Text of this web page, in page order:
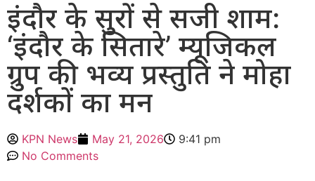
इंदौर के सुरों से सजी शाम:
‘इंदौर के सितारे’ म्यूजिकल
ग्रुप की भव्य प्रस्तुति ने मोहा
दर्शकों का मन
KPN News May 21, 2026
9:41 pm
No Comments